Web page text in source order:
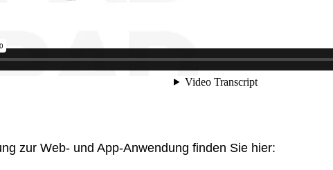
zur Web- und App-Anwendung finden Sie hier: